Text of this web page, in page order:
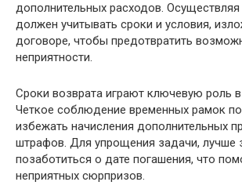
дополнительных расходов. Осуществляя
должен учитывать сроки и условия,
договоре, чтобы предотвратить
неприятности.
Сроки возврата играют ключевую роль
Четкое соблюдение временных рамок
избежать начисления дополнительных
штрафов. Для упрощения задачи, лучше
позаботиться о дате погашения, что
неприятных сюрпризов.